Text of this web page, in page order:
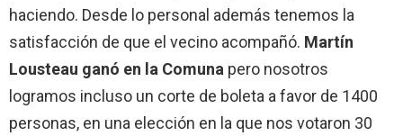
haciendo. Desde lo personal además tenemos la
satisfacción de que el vecino acompañó. Martín
Lousteau ganó en la Comuna pero nosotros
logramos incluso un corte de boleta a favor de 1400
personas, en una elección en la que nos votaron 30